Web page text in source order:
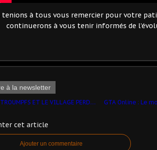
tenions à tous vous remercier pour votre
continuerons à vous tenir informés de
à la newsletter
LES SCHTROUMPFS ET LE VILLAGE PERDU dévoile s'offre une nouvelle bande-annonce !
cet article
Ajouter un commentaire